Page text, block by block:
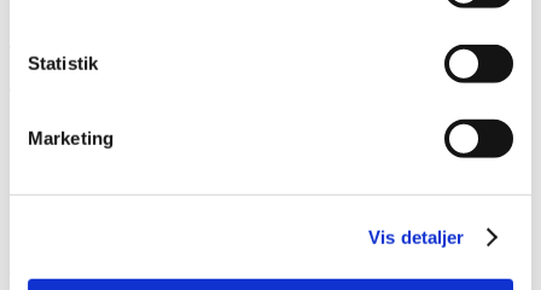
Statistik
Marketing
Vis detaljer
Tilstedvej 73
DK-7700 Thisted